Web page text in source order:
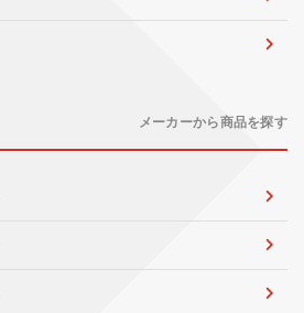
メーカーから商品を探す